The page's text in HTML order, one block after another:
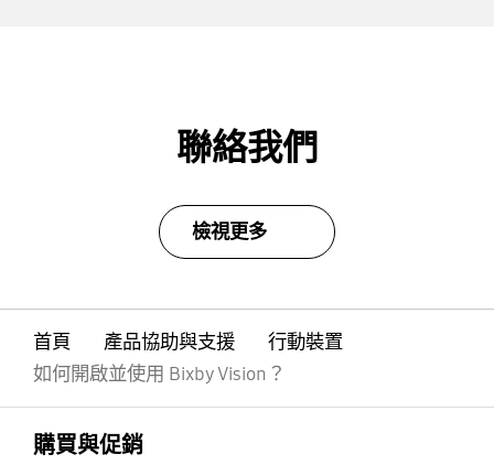
聯絡我們
檢視更多
首頁 產品協助與支援
行動裝置
如何開啟並使用 Bixby Vision？
購買與促銷